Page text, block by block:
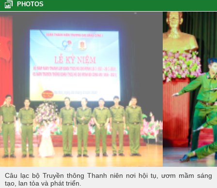
Tổng kết hoạt động thực tế đợt I - K60S
Các sự kiện tiêu biểu của Tuổi trẻ Nhà trường năm học 2023-2024
TÔI LÀM CÔNG AN XÃ
Hoạt động thực tế chính trị của cán bộ, học viên tại Hoà Bình
Hội thi tìm hiểu, sáng kiến về phòng, chống tác hại của thuốc lá
trong tuổi trẻ Trường Cao đẳng Cảnh sát nhân dân I
Tuổi trẻ Trường Cao đẳng CSND I tích cực triển khai đề án 06 của
Chính phủ
PHOTOS
Câu lạc bộ Truyền thông Thanh niên nơi hội tụ, ươm mầm sáng
tạo, lan tỏa và phát triển.